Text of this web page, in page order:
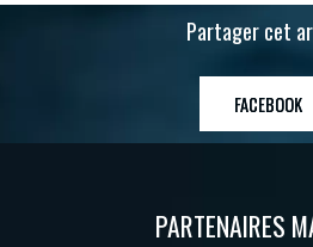
Partager cet
FACEBOOK
PARTENAIRES